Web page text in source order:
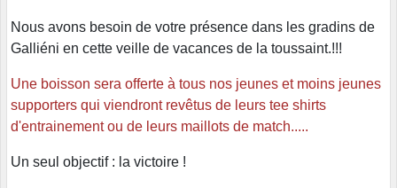
Nous avons besoin de votre présence dans les gradins de
Galliéni en cette veille de vacances de la toussaint.!!!
Une boisson sera offerte à tous nos jeunes et moins jeunes
supporters qui viendront revêtus de leurs tee shirts
d'entrainement ou de leurs maillots de match.....
Un seul objectif : la victoire !